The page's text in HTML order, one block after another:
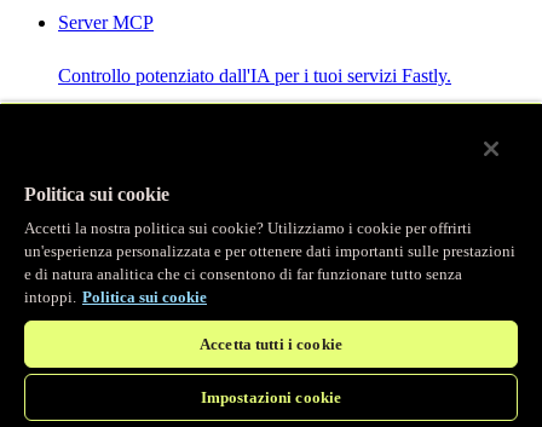
Server MCP
Controllo potenziato dall'IA per i tuoi servizi Fastly.
Main menu
/ Prodotti
Osservabilità
Logging in tempo reale
Politica sui cookie
Accetti la nostra politica sui cookie? Utilizziamo i cookie per offrirti
un'esperienza personalizzata e per ottenere dati importanti sulle prestazioni
e di natura analitica che ci consentono di far funzionare tutto senza
intoppi. Politica sui cookie
Accetta tutti i cookie
Impostazioni cookie